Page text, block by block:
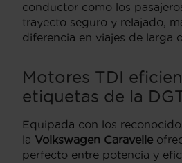
conductor como los
trayecto seguro y relajado,
diferencia en viajes de larga
Motores TDI
etiquetas de la
Equipada con los
la Volkswagen Caravelle
perfecto entre potencia y